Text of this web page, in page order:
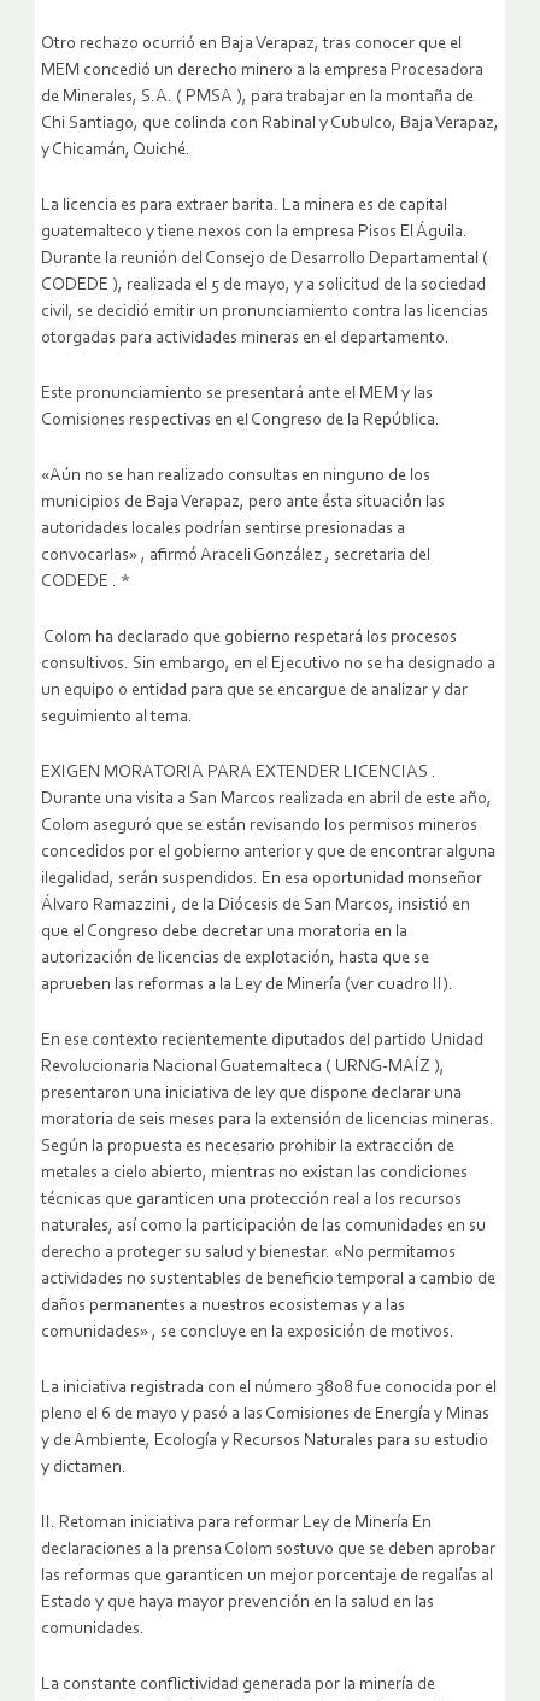
Otro rechazo ocurrió en Baja Verapaz, tras conocer que el
MEM concedió un derecho minero a la empresa Procesadora
de Minerales, S.A. ( PMSA ), para trabajar en la montaña de
Chi Santiago, que colinda con Rabinal y Cubulco, Baja Verapaz,
y Chicamán, Quiché.
La licencia es para extraer barita. La minera es de capital
guatemalteco y tiene nexos con la empresa Pisos El Águila.
Durante la reunión del Consejo de Desarrollo Departamental (
CODEDE ), realizada el 5 de mayo, y a solicitud de la sociedad
civil, se decidió emitir un pronunciamiento contra las licencias
otorgadas para actividades mineras en el departamento.
Este pronunciamiento se presentará ante el MEM y las
Comisiones respectivas en el Congreso de la República.
«Aún no se han realizado consultas en ninguno de los
municipios de Baja Verapaz, pero ante ésta situación las
autoridades locales podrían sentirse presionadas a
convocarlas» , afirmó Araceli González , secretaria del
CODEDE . *
Colom ha declarado que gobierno respetará los procesos
consultivos. Sin embargo, en el Ejecutivo no se ha designado a
un equipo o entidad para que se encargue de analizar y dar
seguimiento al tema.
EXIGEN MORATORIA PARA EXTENDER LICENCIAS .
Durante una visita a San Marcos realizada en abril de este año,
Colom aseguró que se están revisando los permisos mineros
concedidos por el gobierno anterior y que de encontrar alguna
ilegalidad, serán suspendidos. En esa oportunidad monseñor
Álvaro Ramazzini , de la Diócesis de San Marcos, insistió en
que el Congreso debe decretar una moratoria en la
autorización de licencias de explotación, hasta que se
aprueben las reformas a la Ley de Minería (ver cuadro II).
En ese contexto recientemente diputados del partido Unidad
Revolucionaria Nacional Guatemalteca ( URNG-MAÍZ ),
presentaron una iniciativa de ley que dispone declarar una
moratoria de seis meses para la extensión de licencias mineras.
Según la propuesta es necesario prohibir la extracción de
metales a cielo abierto, mientras no existan las condiciones
técnicas que garanticen una protección real a los recursos
naturales, así como la participación de las comunidades en su
derecho a proteger su salud y bienestar. «No permitamos
actividades no sustentables de beneficio temporal a cambio de
daños permanentes a nuestros ecosistemas y a las
comunidades» , se concluye en la exposición de motivos.
La iniciativa registrada con el número 3808 fue conocida por el
pleno el 6 de mayo y pasó a las Comisiones de Energía y Minas
y de Ambiente, Ecología y Recursos Naturales para su estudio
y dictamen.
II. Retoman iniciativa para reformar Ley de Minería En
declaraciones a la prensa Colom sostuvo que se deben aprobar
las reformas que garanticen un mejor porcentaje de regalías al
Estado y que haya mayor prevención en la salud en las
comunidades.
La constante conflictividad generada por la minería de